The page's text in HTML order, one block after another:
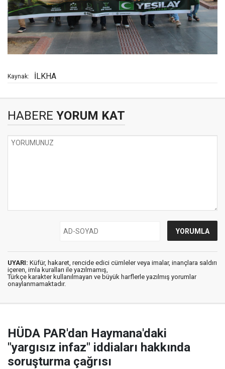
Kaynak: İLKHA
HABERE YORUM KAT
UYARI: Küfür, hakaret, rencide edici cümleler veya imalar, inançlara saldırı
içeren, imla kuralları ile yazılmamış,
Türkçe karakter kullanılmayan ve büyük harflerle yazılmış yorumlar
onaylanmamaktadır.
HÜDA PAR'dan Haymana'daki
"yargısız infaz" iddiaları hakkında
soruşturma çağrısı